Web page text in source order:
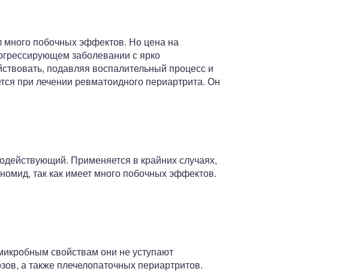
много побочных эффектов. Но цена на
заболевании с ярко
подавляя воспалительный процесс и
при лечении ревматоидного периартрита. Он
Применяется в крайних случаях,
так как имеет много побочных эффектов.
свойствам они не уступают
а также плечелопаточных периартритов.